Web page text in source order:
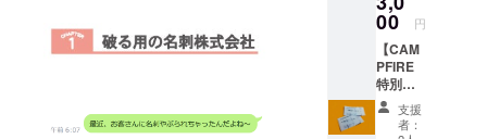
webマガジン
『TABATIME
』を立ち上
げ、編集長
とライター
00 円
【CAM
PFIRE
特別価
格】 破
る用の
支援
者：